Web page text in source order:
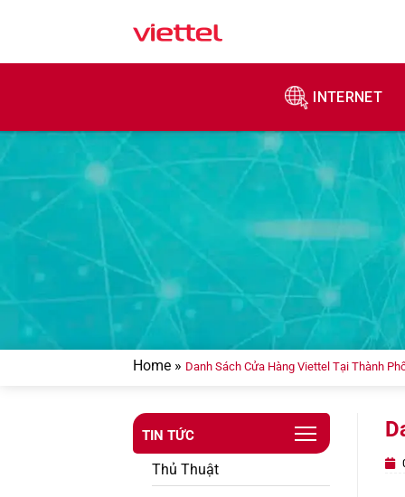
INTERNET
Home » Danh Sách Cửa Hàng Viettel Tại Thành
TIN TỨC
Thủ Thuật